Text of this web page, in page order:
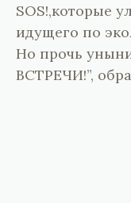
SOS!,которые
идущего по
Но прочь
ВСТРЕЧИ!”,